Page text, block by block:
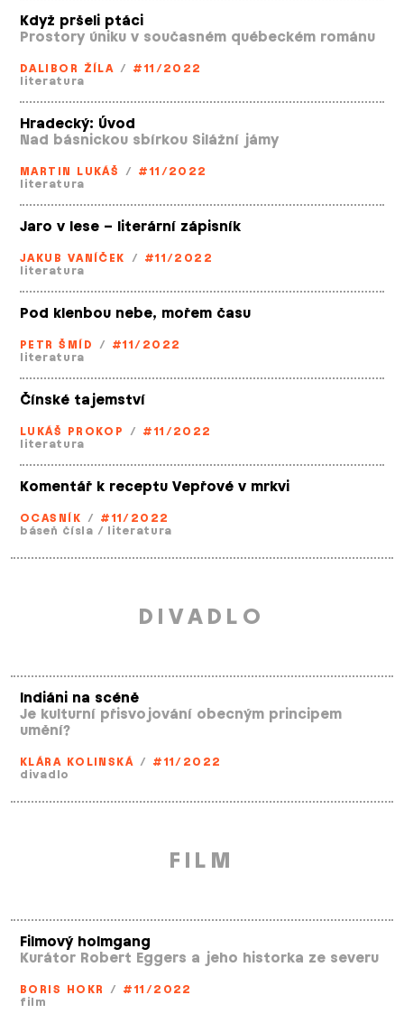
Když pršeli ptáci
Prostory úniku v současném québeckém románu
DALIBOR ŽÍLA / #11/2022
literatura
Hradecký: Úvod
Nad básnickou sbírkou Silážní jámy
MARTIN LUKÁŠ / #11/2022
literatura
Jaro v lese – literární zápisník
JAKUB VANÍČEK / #11/2022
literatura
Pod klenbou nebe, mořem času
PETR ŠMÍD / #11/2022
literatura
Čínské tajemství
LUKÁŠ PROKOP / #11/2022
literatura
Komentář k receptu Vepřové v mrkvi
OCASNÍK / #11/2022
báseň čísla / literatura
DIVADLO
Indiáni na scéně
Je kulturní přisvojování obecným principem
umění?
KLÁRA KOLINSKÁ / #11/2022
divadlo
FILM
Filmový holmgang
Kurátor Robert Eggers a jeho historka ze severu
BORIS HOKR / #11/2022
film